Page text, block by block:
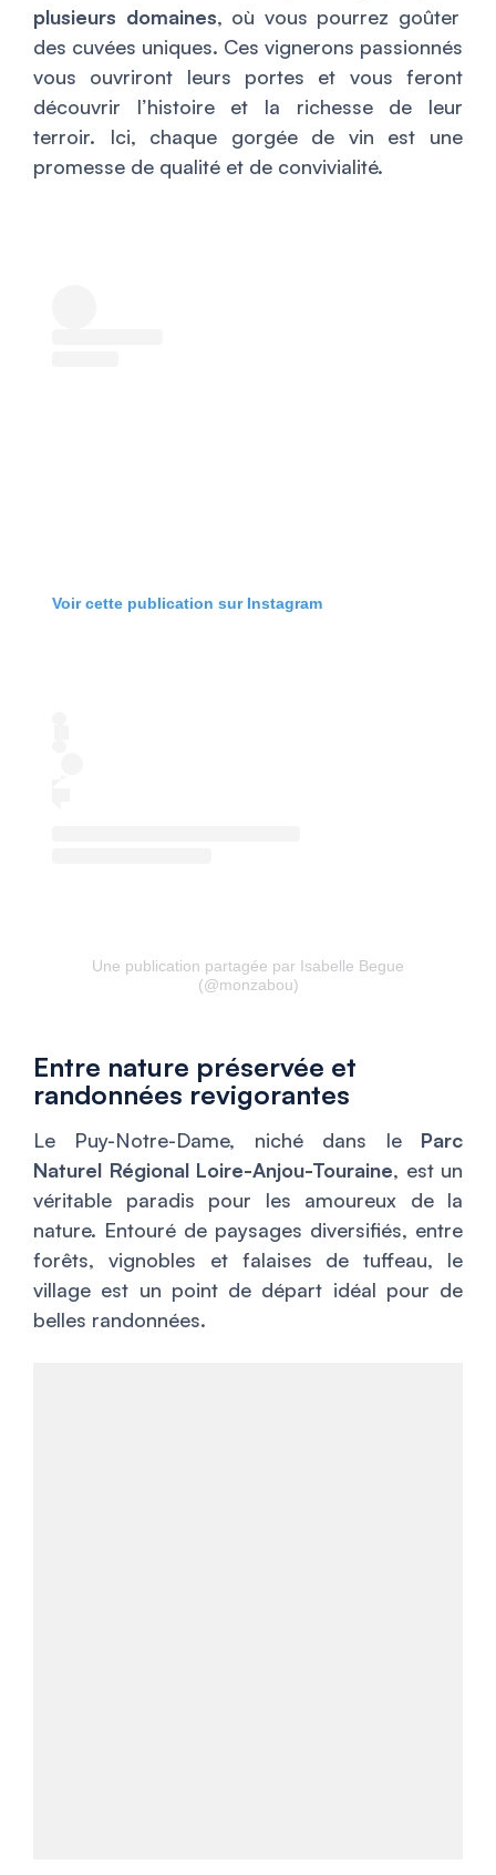
plusieurs domaines, où vous pourrez goûter
des cuvées uniques. Ces vignerons passionnés
vous ouvriront leurs portes et vous feront
découvrir l’histoire et la richesse de leur
terroir. Ici, chaque gorgée de vin est une
promesse de qualité et de convivialité.
Voir cette publication sur Instagram
Une publication partagée par Isabelle Begue
(@monzabou)
Entre nature préservée et
randonnées revigorantes
Le Puy-Notre-Dame, niché dans le Parc
Naturel Régional Loire-Anjou-Touraine, est un
véritable paradis pour les amoureux de la
nature. Entouré de paysages diversifiés, entre
forêts, vignobles et falaises de tuffeau, le
village est un point de départ idéal pour de
belles randonnées.